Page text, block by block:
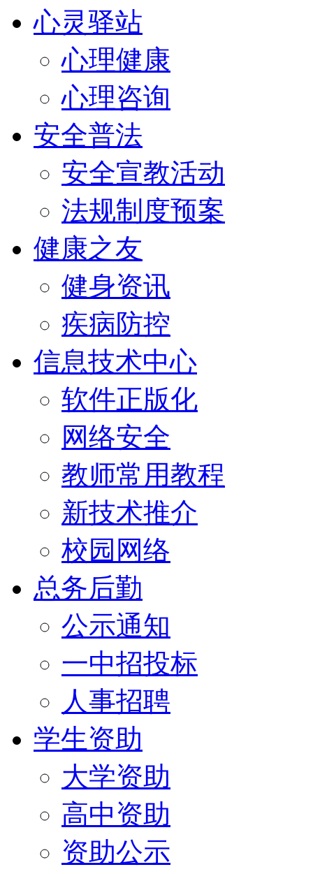
心灵驿站
心理健康
心理咨询
安全普法
安全宣教活动
法规制度预案
健康之友
健身资讯
疾病防控
信息技术中心
软件正版化
网络安全
教师常用教程
新技术推介
校园网络
总务后勤
公示通知
一中招投标
人事招聘
学生资助
大学资助
高中资助
资助公示